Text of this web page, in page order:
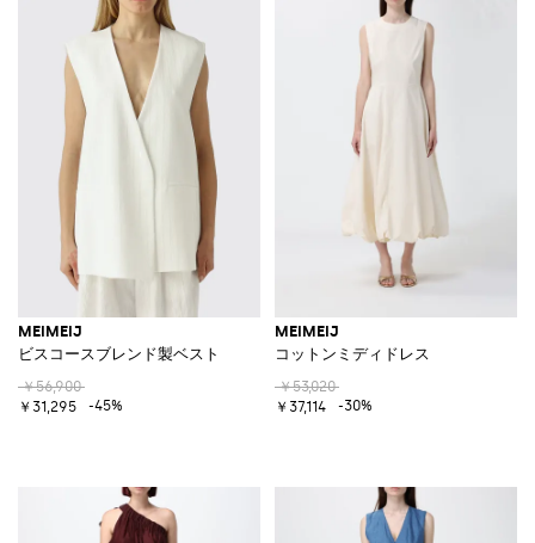
MEIMEIJ
ビスコースブレンド製ベスト
￥56,900
￥31,295
-45%
MEIMEIJ
コットンミディドレス
￥53,020
￥37,114
-30%